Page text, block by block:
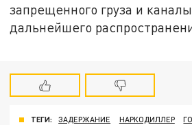
запрещенного груза и
дальнейшего
ТЕГИ: ЗАДЕРЖАНИЕ НАРКОДИЛЛЕР